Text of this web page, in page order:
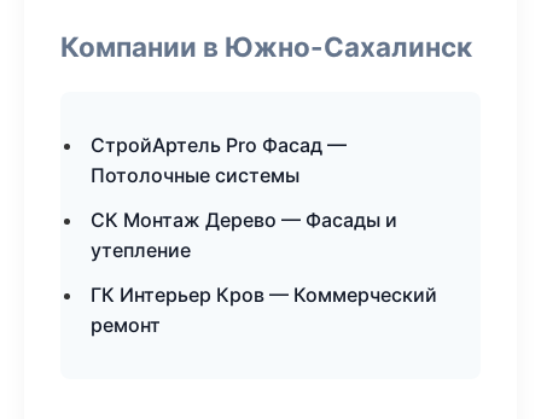
Компании в Южно-Сахалинск
СтройАртель Pro Фасад —
Потолочные системы
СК Монтаж Дерево — Фасады и
утепление
ГК Интерьер Кров — Коммерческий
ремонт